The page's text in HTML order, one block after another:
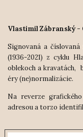
Vlastimil Zábranský -
Signovaná a
(1936-2021) z cyklu
oblekoch a kravatách,
éry (ne)normalizácie.
Na reverze
adresou a torzo